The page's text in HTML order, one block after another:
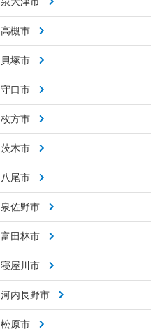
高槻市
貝塚市
守口市
枚方市
茨木市
八尾市
泉佐野市
富田林市
寝屋川市
河内長野市
松原市